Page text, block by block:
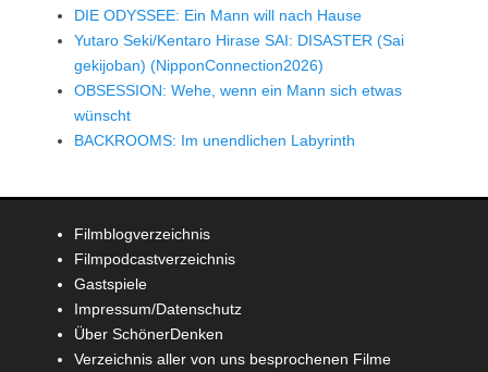
DIE ODYSSEE: Ein Mann will nach Hause
Yutaro Seki/Kentaro Hirase SAI: DISASTER (Sai
gekijoban) (NipponConnection2026)
OBSESSION: Wehe, wenn ein Mann sich etwas
wünscht
BACKROOMS: Im unendlichen Labyrinth
Filmblogverzeichnis
Filmpodcastverzeichnis
Gastspiele
Impressum/Datenschutz
Über SchönerDenken
Verzeichnis aller von uns besprochenen Filme